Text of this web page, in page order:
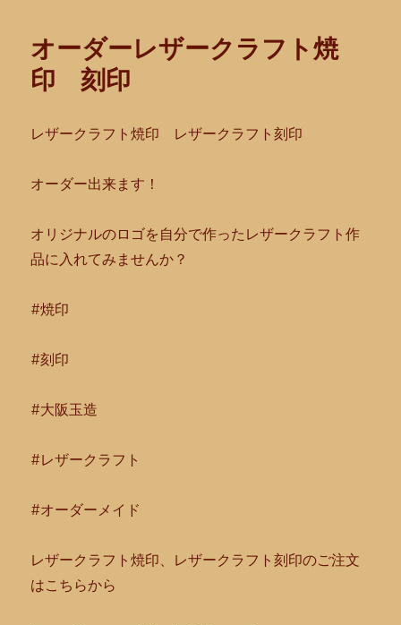
オーダーレザークラフト焼
印 刻印
レザークラフト焼印 レザークラフト刻印
オーダー出来ます！
オリジナルのロゴを自分で作ったレザークラフト作
品に入れてみませんか？
#焼印
#刻印
#大阪玉造
#レザークラフト
#オーダーメイド
レザークラフト焼印、レザークラフト刻印のご注文
はこちらから